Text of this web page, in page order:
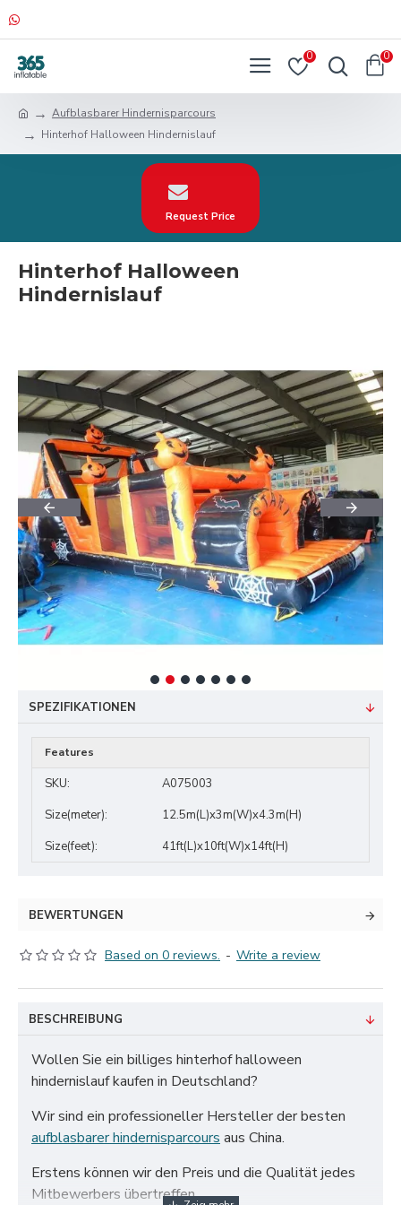
0 0
Aufblasbarer Hindernisparcours
Hinterhof Halloween Hindernislauf
Request Price
Hinterhof Halloween
Hindernislauf
SPEZIFIKATIONEN
Features
SKU:
A075003
Size(meter):
12.5m(L)x3m(W)x4.3m(H)
Size(feet):
41ft(L)x10ft(W)x14ft(H)
BEWERTUNGEN
Based on 0 reviews. - Write a review
BESCHREIBUNG
Wollen Sie ein billiges hinterhof halloween
hindernislauf kaufen in Deutschland?
Wir sind ein professioneller Hersteller der besten
aufblasbarer hindernisparcours aus China.
Erstens können wir den Preis und die Qualität jedes
Mitbewerbers übertreffen.